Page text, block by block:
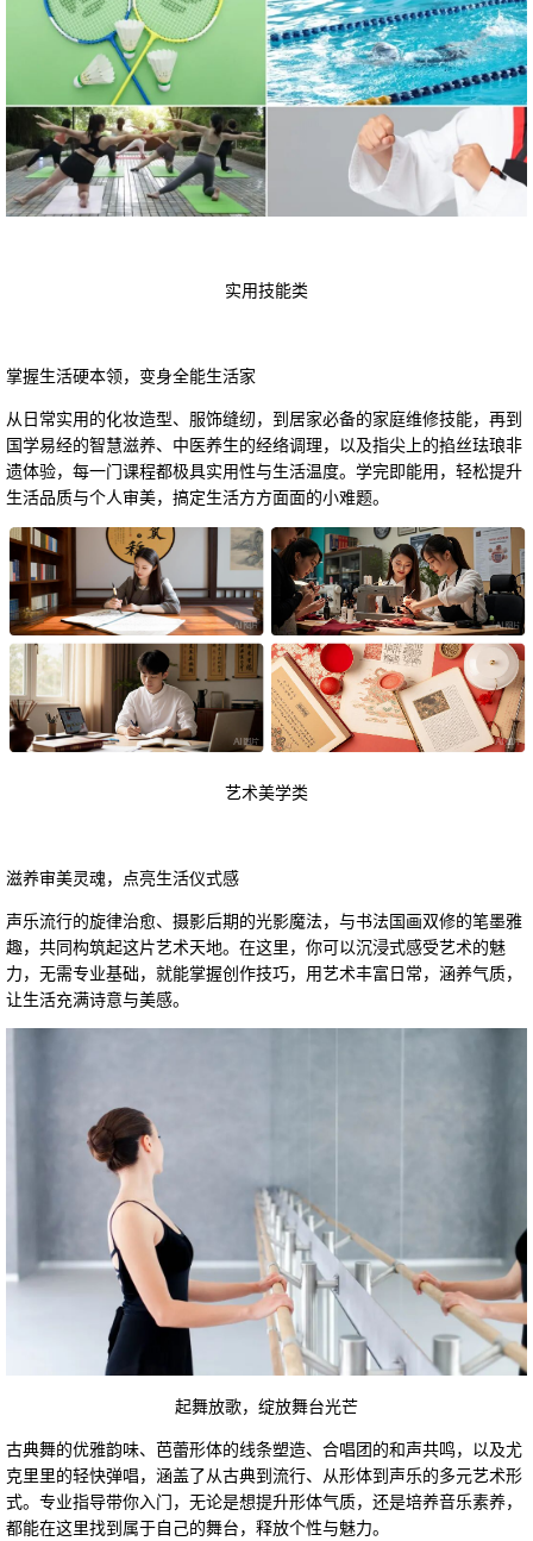
实用技能类
掌握生活硬本领，变身全能生活家
从日常实用的化妆造型、服饰缝纫，到居家必备的家庭维修技能，再到
国学易经的智慧滋养、中医养生的经络调理，以及指尖上的掐丝珐琅非
遗体验，每一门课程都极具实用性与生活温度。学完即能用，轻松提升
生活品质与个人审美，搞定生活方方面面的小难题。
艺术美学类
滋养审美灵魂，点亮生活仪式感
声乐流行的旋律治愈、摄影后期的光影魔法，与书法国画双修的笔墨雅
趣，共同构筑起这片艺术天地。在这里，你可以沉浸式感受艺术的魅
力，无需专业基础，就能掌握创作技巧，用艺术丰富日常，涵养气质，
让生活充满诗意与美感。
起舞放歌，绽放舞台光芒
古典舞的优雅韵味、芭蕾形体的线条塑造、合唱团的和声共鸣，以及尤
克里里的轻快弹唱，涵盖了从古典到流行、从形体到声乐的多元艺术形
式。专业指导带你入门，无论是想提升形体气质，还是培养音乐素养，
都能在这里找到属于自己的舞台，释放个性与魅力。